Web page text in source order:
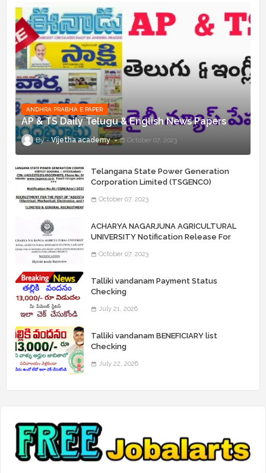
ANDHRA PRABHA E PAPER
AP & TS Daily Telugu & English News Papers
Vijetha academy October 07, 2023
Telangana State Power Generation
Corporation Limited (TSGENCO)
“Assistant Engineers" Posts
October 07, 2023
ACHARYA NAGARJUNA AGRICULTURAL
UNIVERSITY Notification Release For
October 07, 2023
Talliki vandanam Payment Status
Checking
July 21, 2026
Talliki vandanam BENEFICIARY list
Checking
July 22, 2026